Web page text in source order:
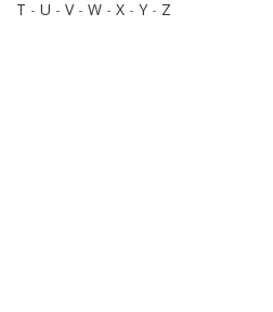
T - U - V- W - X - Y - Z